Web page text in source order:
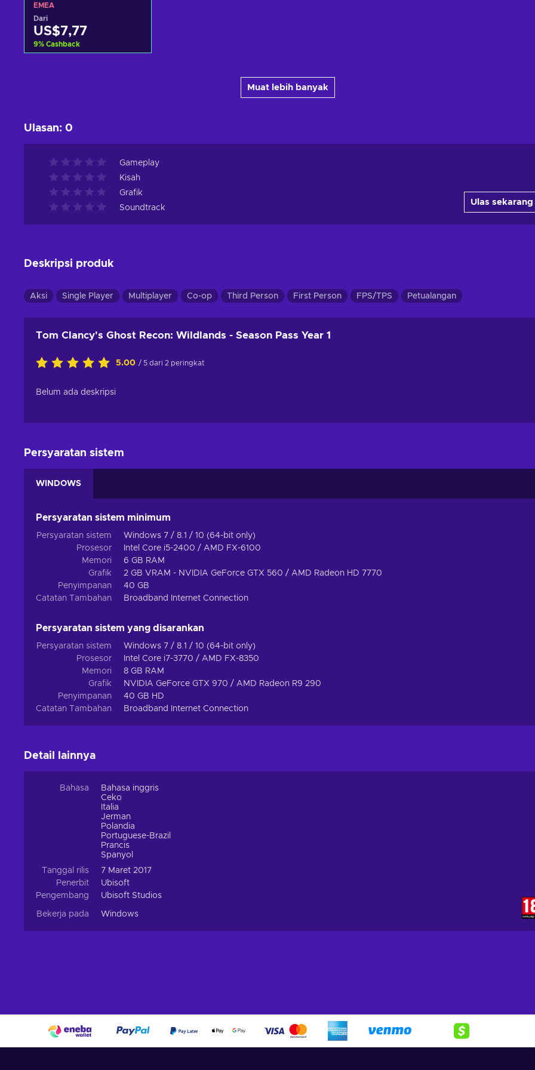
Pass Year 2 (DLC) Uplay Key
EMEA
EMEA
Dari
US$7,77
9% Cashback
Muat lebih banyak
Ulasan: 0
Gameplay
Kisah
Grafik
Soundtrack
Ulas sekarang
Deskripsi produk
Aksi Single Player Multiplayer Co-op Third Person First Person FPS/TPS Petualangan
Tom Clancy's Ghost Recon: Wildlands - Season Pass Year 1
5.00 / 5 dari 2 peringkat
Belum ada deskripsi
Persyaratan sistem
WINDOWS
Persyaratan sistem minimum
Persyaratan sistem
Windows 7 / 8.1 / 10 (64-bit only)
Prosesor
Intel Core i5-2400 / AMD FX-6100
Memori
6 GB RAM
Grafik
2 GB VRAM - NVIDIA GeForce GTX 560 / AMD Radeon HD 7770
Penyimpanan
40 GB
Catatan Tambahan
Broadband Internet Connection
Persyaratan sistem yang disarankan
Persyaratan sistem
Windows 7 / 8.1 / 10 (64-bit only)
Prosesor
Intel Core i7-3770 / AMD FX-8350
Memori
8 GB RAM
Grafik
NVIDIA GeForce GTX 970 / AMD Radeon R9 290
Penyimpanan
40 GB HD
Catatan Tambahan
Broadband Internet Connection
Detail lainnya
Bahasa
Bahasa inggris
Ceko
Italia
Jerman
Polandia
Portuguese-Brazil
Prancis
Spanyol
Tanggal rilis
7 Maret 2017
Penerbit
Ubisoft
Pengembang
Ubisoft Studios
Bekerja pada Windows